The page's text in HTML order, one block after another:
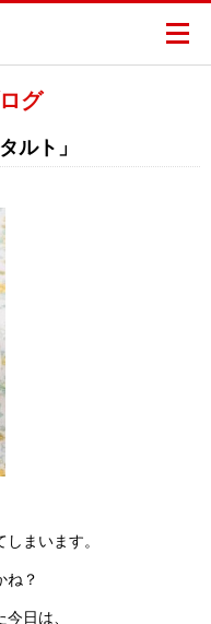
グ
ルト」
まいます。
ね？
日は、